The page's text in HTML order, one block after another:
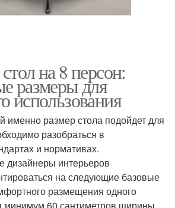
на 8 персон:
размеры для
использования
именно размер стола подойдет для
разобраться в
и нормативах.
дизайнеры интерьеров
на следующие базовые
размещения одного
минимум 60 сантиметров ширины